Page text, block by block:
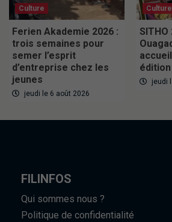
Culture
Ferien Akademie 2026 :
trois semaines pour
semer l’esprit
d’entreprise chez les
jeunes
jeudi le 6 août 2026
Culture
SITHO
édition
jeudi
FILINFOS
Qui sommes nous ?
Politique de confidentialité